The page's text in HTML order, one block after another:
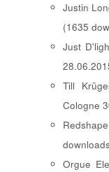
Justin
(1635
Just
Till
Cologne
Orgue